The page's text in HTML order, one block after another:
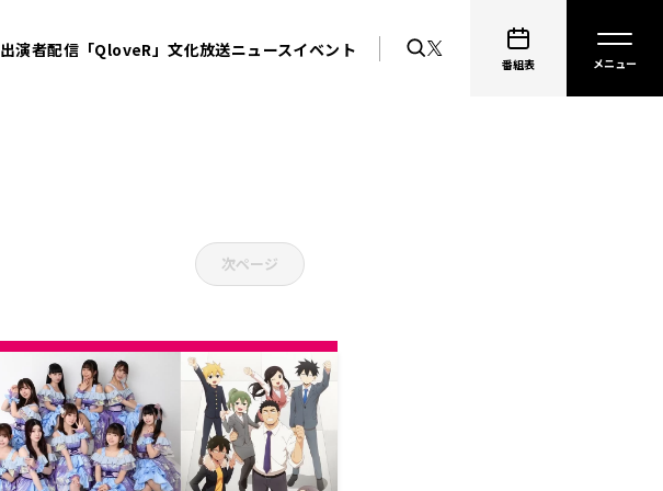
出演者配信「QloveR」文化放送ニュースイベント
番組表
次ページ